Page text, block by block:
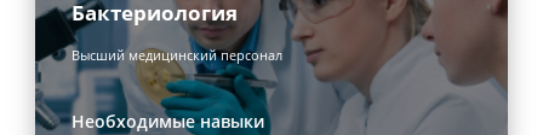
Бактериология
Высший медицинский персонал
Необходимые навыки